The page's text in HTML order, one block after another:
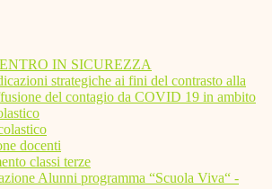
IN SICUREZZA
strategiche ai fini del contrasto alla
del contagio da COVID 19 in ambito
docenti
classi terze
Alunni programma “Scuola Viva“ -